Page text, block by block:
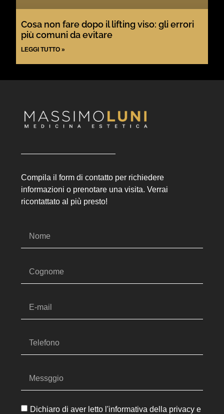
Cosa non fare dopo il lifting viso: gli errori
più comuni da evitare
LEGGI TUTTO »
Compila il form di contatto per richiedere
informazioni o prenotare una visita. Verrai
ricontattato al più presto!
Dichiaro di aver letto l'informativa della privacy e